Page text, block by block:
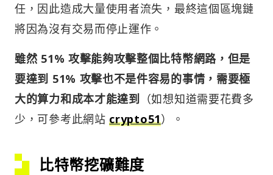
任，因此造成大量使用者流失，最終這個區塊鏈
將因為沒有交易而停止運作。
雖然 51% 攻擊能夠攻擊整個比特幣網路，但是
要達到 51% 攻擊也不是件容易的事情，需要極
大的算力和成本才能達到
（如想知道需要花費多
少，可參考此網站crypto51）。
比特幣挖礦難度